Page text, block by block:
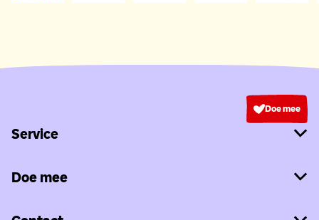
Doe mee
Service
Doe mee